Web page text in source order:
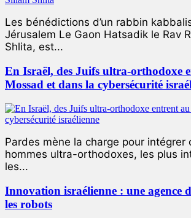
Les bénédictions d’un rabbin
Jérusalem Le Gaon Hatsadik le Rav
Shlita, est...
En Israël, des Juifs ultra-orthodoxe
Mossad et dans la cybersécurité
Pardes mène la charge pour intégrer
hommes ultra-orthodoxes, les plus
les...
Innovation israélienne : une agence
les robots